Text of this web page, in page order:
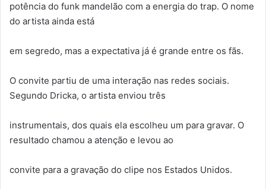
potência do funk mandelão com a energia do trap. O nome
do artista ainda está
em segredo, mas a expectativa já é grande entre os fãs.
O convite partiu de uma interação nas redes sociais.
Segundo Dricka, o artista enviou três
instrumentais, dos quais ela escolheu um para gravar. O
resultado chamou a atenção e levou ao
convite para a gravação do clipe nos Estados Unidos.